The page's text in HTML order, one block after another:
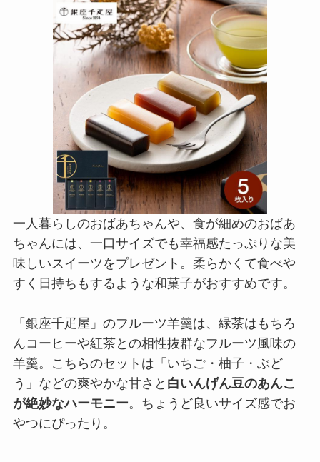
一人暮らしのおばあちゃんや、食が細めのおばあ
ちゃんには、一口サイズでも幸福感たっぷりな美
味しいスイーツをプレゼント。柔らかくて食べや
すく日持ちもするような和菓子がおすすめです。
「銀座千疋屋」のフルーツ羊羹は、緑茶はもちろ
んコーヒーや紅茶との相性抜群なフルーツ風味の
羊羹。こちらのセットは「いちご・柚子・ぶど
う」などの爽やかな甘さと 白いんげん豆のあんこ
が絶妙なハーモニー。ちょうど良いサイズ感でお
やつにぴったり。